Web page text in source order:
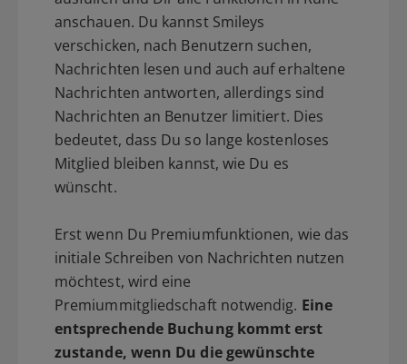
anschauen. Du kannst Smileys
verschicken, nach Benutzern suchen,
Nachrichten lesen und auch auf erhaltene
Nachrichten antworten, allerdings sind
Nachrichten an Benutzer limitiert. Dies
bedeutet, dass Du so lange kostenloses
Mitglied bleiben kannst, wie Du es
wünscht.
Erst wenn Du Premiumfunktionen, wie das
initiale Schreiben von Nachrichten nutzen
möchtest, wird eine
Premiummitgliedschaft notwendig. Eine
entsprechende Buchung kommt erst
zustande, wenn Du die gewünschte